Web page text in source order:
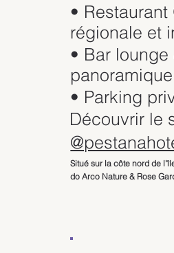
•
régionale et
• Bar
panoramique
• Parking
Découvrir le
Situé sur la côte nord de
do Arco Nature & Rose
par son atmosphère